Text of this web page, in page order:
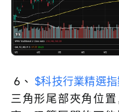
6、 $科技行業精選
三角形尾部夾角位